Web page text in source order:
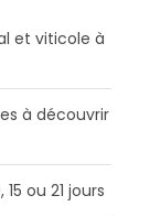
et viticole à
à découvrir
ou 21 jours